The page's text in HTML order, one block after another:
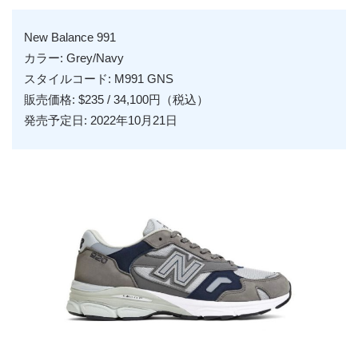
New Balance 991
カラー: Grey/Navy
スタイルコード: M991 GNS
販売価格: $235 / 34,100円（税込）
発売予定日: 2022年10月21日